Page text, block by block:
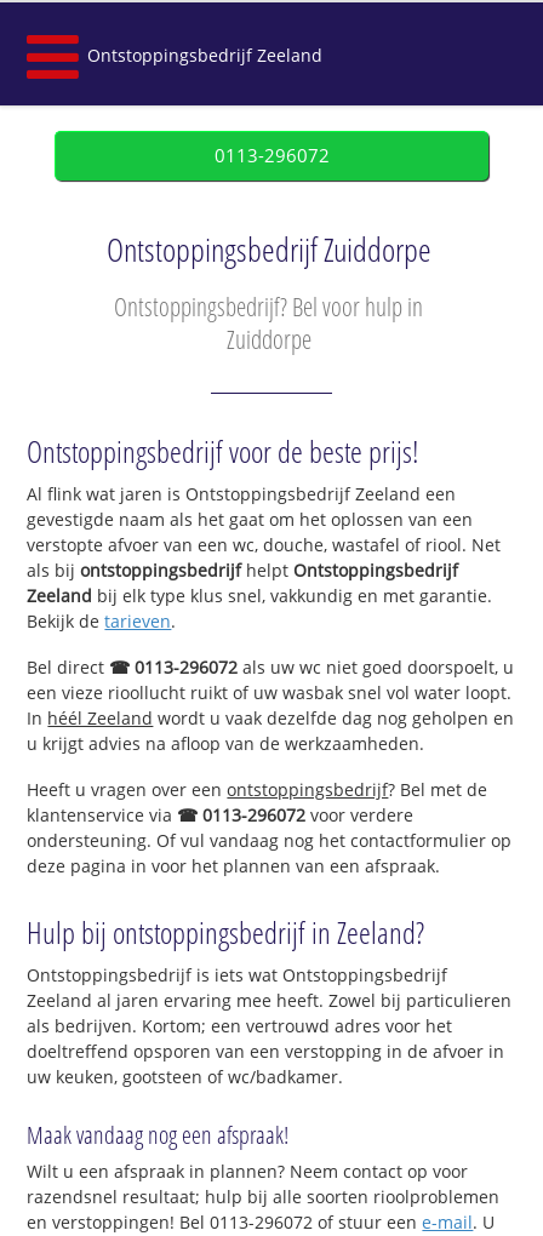
Ontstoppingsbedrijf Zeeland
0113-296072
Ontstoppingsbedrijf Zuiddorpe
Ontstoppingsbedrijf? Bel voor hulp in
Zuiddorpe
Ontstoppingsbedrijf voor de beste prijs!
Al flink wat jaren is Ontstoppingsbedrijf Zeeland een
gevestigde naam als het gaat om het oplossen van een
verstopte afvoer van een wc, douche, wastafel of riool. Net
als bijontstoppingsbedrijfhelptOntstoppingsbedrijf
Zeeland bij elk type klus snel, vakkundig en met garantie.
Bekijk detarieven.
Bel direct ☎ 0113-296072 als uw wc niet goed doorspoelt, u
een vieze rioollucht ruikt of uw wasbak snel vol water loopt.
In héél Zeeland wordt u vaak dezelfde dag nog geholpen en
u krijgt advies na afloop van de werkzaamheden.
Heeft u vragen over eenontstoppingsbedrijf? Bel met de
klantenservice via ☎ 0113-296072 voor verdere
ondersteuning. Of vul vandaag nog het contactformulier op
deze pagina in voor het plannen van een afspraak.
Hulp bij ontstoppingsbedrijf in Zeeland?
Ontstoppingsbedrijf is iets wat Ontstoppingsbedrijf
Zeeland al jaren ervaring mee heeft. Zowel bij particulieren
als bedrijven. Kortom; een vertrouwd adres voor het
doeltreffend opsporen van een verstopping in de afvoer in
uw keuken, gootsteen of wc/badkamer.
Maak vandaag nog een afspraak!
Wilt u een afspraak in plannen? Neem contact op voor
razendsnel resultaat; hulp bij alle soorten rioolproblemen
en verstoppingen! Bel 0113-296072 of stuur eene-mail. U